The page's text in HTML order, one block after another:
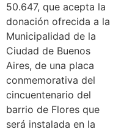
50.647, que acepta la
donación ofrecida a la
Municipalidad de la
Ciudad de Buenos
Aires, de una placa
conmemorativa del
cincuentenario del
barrio de Flores que
será instalada en la